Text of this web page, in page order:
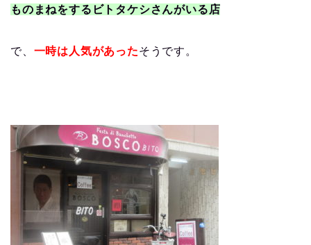
ものまねをするビトタケシさんがいる店
で、 一時は人気があったそうです。